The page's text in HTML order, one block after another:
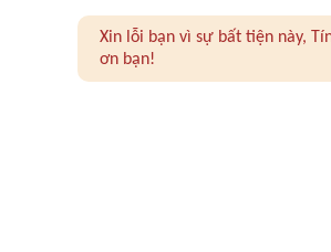
Xin lỗi bạn vì sự bất tiện này,
ơn bạn!